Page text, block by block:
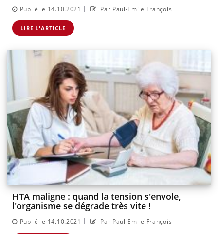
Publié le 14.10.2021 | Par Paul-Emile François
LIRE L'ARTICLE
HTA maligne : quand la tension s'envole,
l'organisme se dégrade très vite !
Publié le 14.10.2021 | Par Paul-Emile François